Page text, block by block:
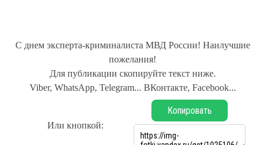
С днем эксперта-криминалиста МВД России! Наилучшие
пожелания!
Для публикации скопируйте текст ниже.
Viber, WhatsApp, Telegram... ВКонтакте, Facebook...
Или кнопкой:
Копировать